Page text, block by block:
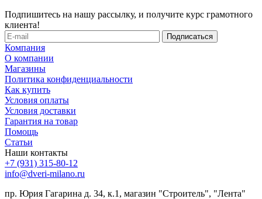
Подпишитесь на нашу рассылку, и получите курс грамотного
клиента!
Компания
О компании
Магазины
Политика конфиденциальности
Как купить
Условия оплаты
Условия доставки
Гарантия на товар
Помощь
Статьи
Наши контакты
+7 (931) 315-80-12
info@dveri-milano.ru
пр. Юрия Гагарина д. 34, к.1, магазин "Строитель", "Лента"